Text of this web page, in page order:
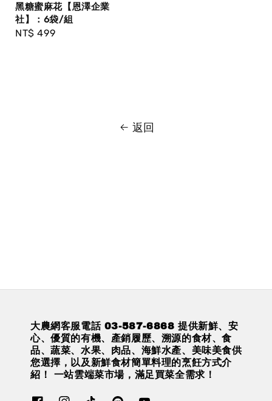
黑糖蜜麻花【恩澤企業
社】：6袋/組
Regular
NT$ 499
返回
大農網客服電話 03-587-6868 提供新鮮、安
心、優質的有機、產銷履歷、溯源的食材、食
品、蔬菜、水果、肉品、海鮮水產、美味美食供
您選擇，以及新鮮食材簡單料理的烹飪方式介
紹！ 一站雲端菜市場，滿足買菜全需求！